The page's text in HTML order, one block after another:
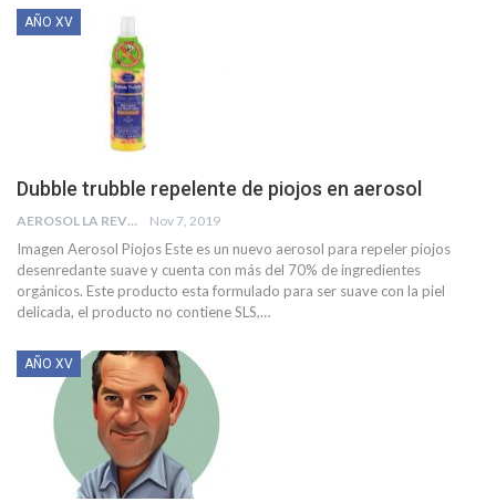
AÑO XV
Dubble trubble repelente de piojos en aerosol
AEROSOL LA REVISTA Nov 7, 2019
Imagen Aerosol Piojos Este es un nuevo aerosol para repeler piojos
desenredante suave y cuenta con más del 70% de ingredientes
orgánicos. Este producto esta formulado para ser suave con la piel
delicada, el producto no contiene SLS,…
AÑO XV